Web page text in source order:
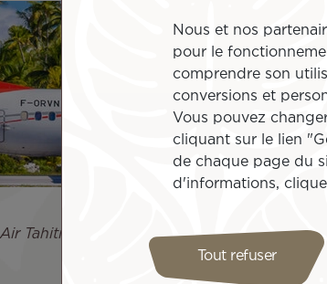
Tahiti est le leader du transport aérien
Nous et nos
pour le
comprendre son
conversions et
Vous pouvez
cliquant sur le lien
de chaque page du
d'informations,
Tout refuser